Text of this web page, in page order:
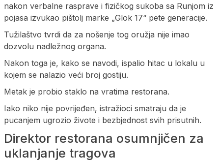
nakon verbalne rasprave i fizičkog sukoba sa Runjom iz
pojasa izvukao pištolj marke „Glok 17“ pete generacije.
Tužilaštvo tvrdi da za nošenje tog oružja nije imao
dozvolu nadležnog organa.
Nakon toga je, kako se navodi, ispalio hitac u lokalu u
kojem se nalazio veći broj gostiju.
Metak je probio staklo na vratima restorana.
Iako niko nije povrijeđen, istražioci smatraju da je
pucanjem ugrozio živote i bezbjednost svih prisutnih.
Direktor restorana osumnjičen za
uklanjanje tragova